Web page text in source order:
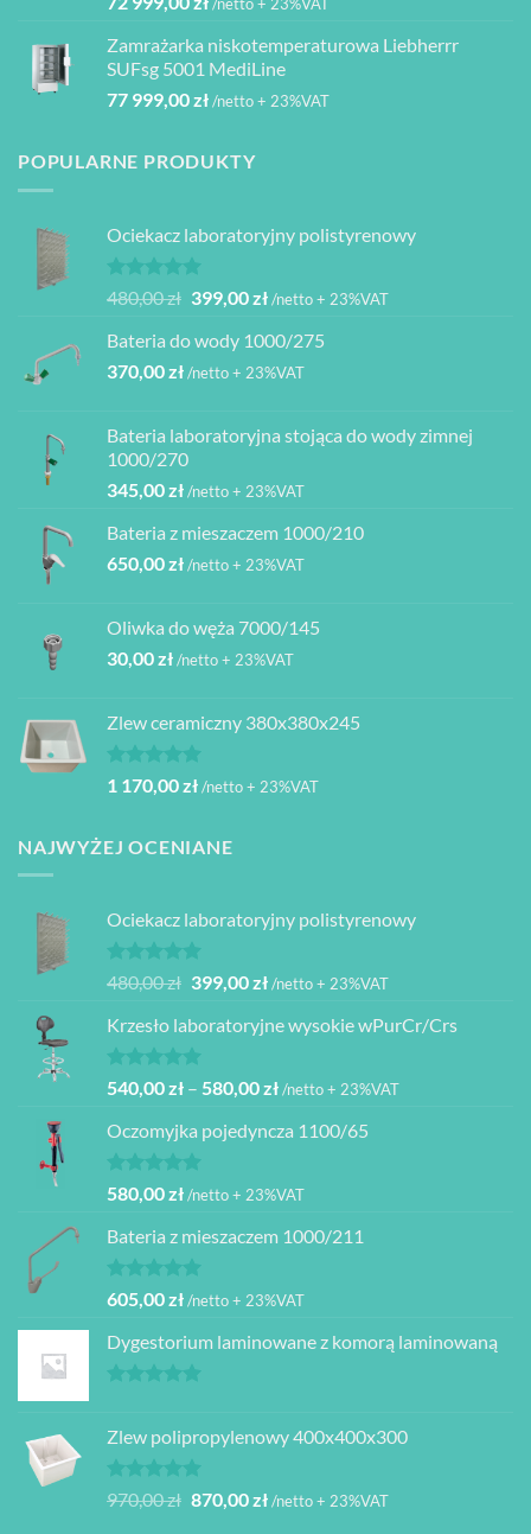
/netto + 23%VAT
Zamrażarka niskotemperaturowa Liebherrr
SUFsg 5001 MediLine
77 999,00zł/netto + 23%VAT
POPULARNE PRODUKTY
Ociekacz laboratoryjny polistyrenowy
Oceniono
na 5
480,00zł Pierwotna
wynosiła:
480,00 zł.
399,00złAktualna
wynosi:
399,00 zł.
/netto + 23%VAT
Bateria do wody 1000/275
370,00zł/netto + 23%VAT
Bateria laboratoryjna stojąca do wody zimnej
1000/270
345,00zł/netto + 23%VAT
Bateria z mieszaczem 1000/210
650,00zł/netto + 23%VAT
Oliwka do węża 7000/145
30,00zł/netto + 23%VAT
Zlew ceramiczny 380x380x245
Oceniono
na 5
1 170,00zł/netto + 23%VAT
NAJWYŻEJ OCENIANE
Ociekacz laboratoryjny polistyrenowy
Oceniono
na 5
480,00zł Pierwotna
wynosiła:
480,00 zł.
399,00złAktualna
wynosi:
/netto + 23%VAT
Krzesło laboratoryjne wysokie wPurCr/Crs
Oceniono
na 5
540,00zł – 580,00złZakres
od
do
/netto + 23%VAT
Oczomyjka pojedyncza 1100/65
Oceniono
na 5
580,00zł/netto + 23%VAT
Bateria z mieszaczem 1000/211
Oceniono
na 5
605,00zł/netto + 23%VAT
Dygestorium laminowane z komorą laminowaną
Zlew polipropylenowy 400x400x300
Oceniono
na 5
970,00zł Pierwotna
870,00złAktualna
/netto + 23%VAT